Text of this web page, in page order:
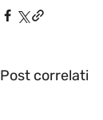
Post correlati